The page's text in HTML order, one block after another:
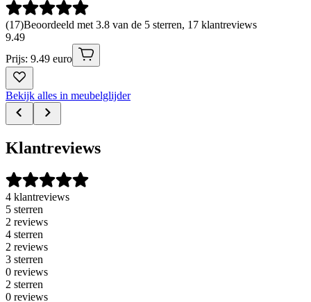
(17)Beoordeeld met 3.8 van de 5 sterren, 17 klantreviews
9.49
Prijs: 9.49 euro
Bekijk alles in meubelglijder
Klantreviews
4 klantreviews
5 sterren
2 reviews
4 sterren
2 reviews
3 sterren
0 reviews
2 sterren
0 reviews